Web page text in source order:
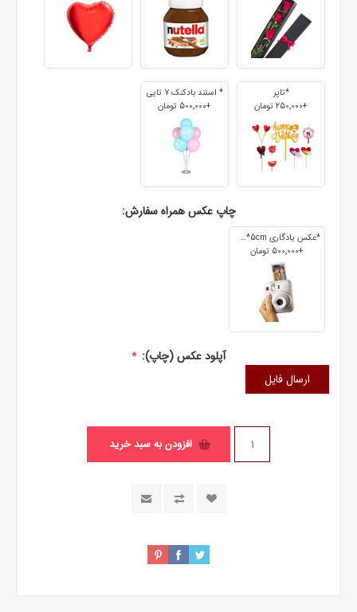
*تاپر
+250٬000 تومان
* استند بادکنک 7 تایی
+500٬000 تومان
چاپ عکس همراه سفارش:
*عکس یادگاری 7cm*5cm
+500٬000 تومان
آپلود عکس (چاپ): *
ارسال فایل
افزودن به سبد خرید